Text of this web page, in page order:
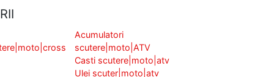
Acumulatori
scutere|moto|ATV
Casti scutere|moto|atv
Ulei scuter|moto|atv